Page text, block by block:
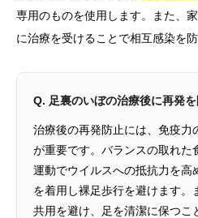
専用のものを使用します。また、
に治療を受けることで相互感染を防
Q. 足裏のいぼの治療後に再発を
治療後の再発防止には、免疫力
が重要です。バランスの取れた
運動でウイルスへの抵抗力を高
を着用し裸足歩行を避けます。
共用を避け、足を清潔に保つこ